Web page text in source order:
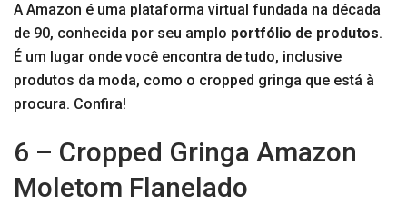
A Amazon é uma plataforma virtual fundada na década
de 90, conhecida por seu amplo portfólio de produtos.
É um lugar onde você encontra de tudo, inclusive
produtos da moda, como o cropped gringa que está à
procura. Confira!
6 – Cropped Gringa Amazon
Moletom Flanelado